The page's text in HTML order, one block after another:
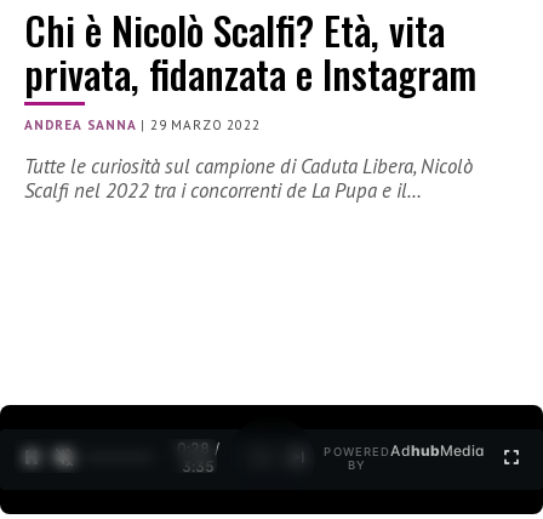
Chi è Nicolò Scalfi? Età, vita
privata, fidanzata e Instagram
ANDREA SANNA |29 MARZO 2022
Tutte le curiosità sul campione di Caduta Libera, Nicolò
Scalfi nel 2022 tra i concorrenti de La Pupa e il…
0:29 /
3:35
POWERED
BY
AdhubMedia